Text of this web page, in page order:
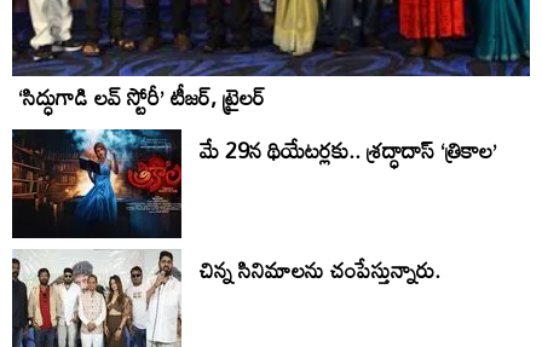
‘సిద్ధుగాడి లవ్ స్టోరీ’ టీజర్, ట్రైలర్
మే 29న థియేట‌ర్ల‌కు.. శ్రద్ధాదాస్ ‘త్రికాల’
చిన్న సినిమాలను చంపేస్తున్నారు.